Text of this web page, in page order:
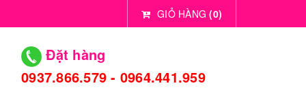
GIỎ HÀNG (0)
Đặt hàng
0937.866.579 - 0964.441.959